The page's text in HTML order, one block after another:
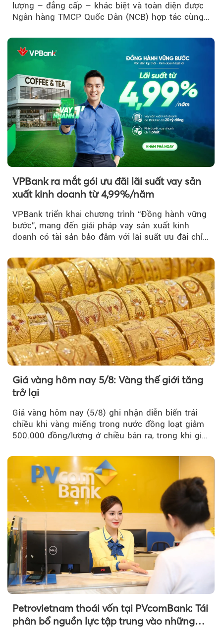
lượng – đẳng cấp – khác biệt và toàn diện được
Ngân hàng TMCP Quốc Dân (NCB) hợp tác cùng
VPBank ra mắt gói ưu đãi lãi suất vay sản
xuất kinh doanh từ 4,99%/năm
VPBank triển khai chương trình “Đồng hành vững
bước”, mang đến giải pháp vay sản xuất kinh
doanh có tài sản bảo đảm với lãi suất ưu đãi chỉ
Giá vàng hôm nay 5/8: Vàng thế giới tăng
trở lại
Giá vàng hôm nay (5/8) ghi nhận diễn biến trái
chiều khi vàng miếng trong nước đồng loạt giảm
500.000 đồng/lượng ở chiều bán ra, trong khi giá
thương hiệu.
Petrovietnam thoái vốn tại PVcomBank: Tái
phân bổ nguồn lực tập trung vào những